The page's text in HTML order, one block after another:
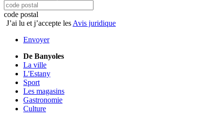
code postal
J’ai lu et j’accepte les Avis juridique
Envoyer
De Banyoles
La ville
L'Estany
Sport
Les magasins
Gastronomie
Culture